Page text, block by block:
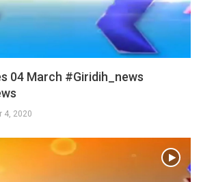
04 March #Giridih_news
4, 2020